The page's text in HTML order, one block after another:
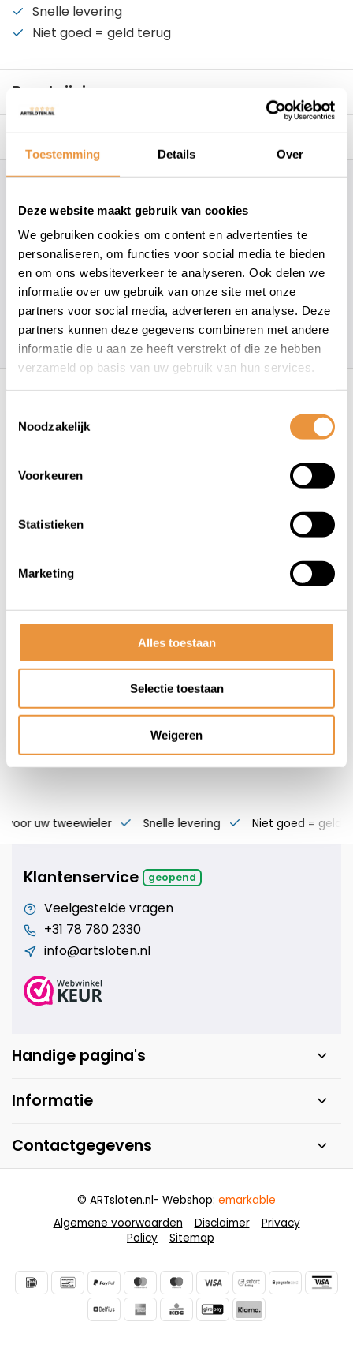
Toestemming Details Over
Deze website maakt gebruik van cookies
We gebruiken cookies om content en advertenties te
personaliseren, om functies voor social media te bieden
en om ons websiteverkeer te analyseren. Ook delen we
informatie over uw gebruik van onze site met onze
partners voor social media, adverteren en analyse. Deze
partners kunnen deze gegevens combineren met andere
informatie die u aan ze heeft verstrekt of die ze hebben
verzameld op basis van uw gebruik van hun services.
Noodzakelijk
Voorkeuren
Statistieken
Marketing
Alles toestaan
Selectie toestaan
Weigeren
Snelle levering
Niet goed = geld terug
Beschrijving
Reviews 0/10
+31 78 780 2330
info@artsloten.nl
157 klanten geven een 4.7/ 5 op
Recent bekeken
Koppeling compleet Edge
Kymco/Peugeot/ Honda/
motor diameter Ø 107mm
Niet op voorraad
55,95
voor uw tweewieler Snelle levering Niet goed = geld
Klantenservice geopend
Veelgestelde vragen
+31 78 780 2330
info@artsloten.nl
Handige pagina's
Informatie
Contactgegevens
Algemene voorwaarden Disclaimer
Privacy
Policy
Sitemap
© ARTsloten.nl- Webshop: emarkable